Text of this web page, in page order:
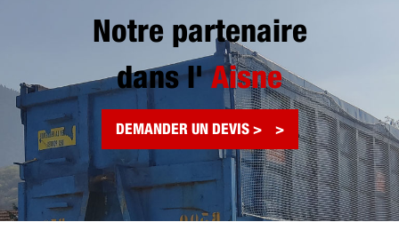
Notre partenaire
dans l'Aisne
DEMANDER UN DEVIS >